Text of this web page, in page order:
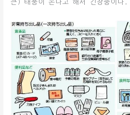
큰) 태풍이 온다고 해서 긴장중이다.